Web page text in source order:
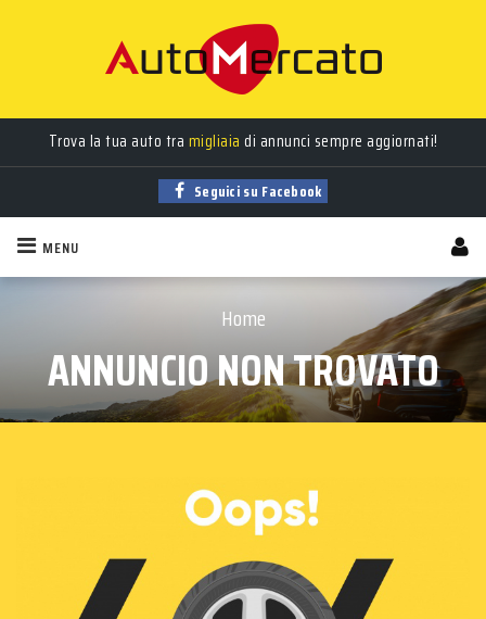
Trova la tua auto tra migliaia di annunci sempre aggiornati!
Seguici su Facebook
MENU
Home
ANNUNCIO NON TROVATO